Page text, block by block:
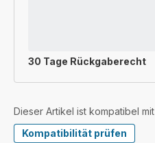
30 Tage Rückgaberecht
Dieser Artikel ist kompatibel mit
Kompatibilität prüfen